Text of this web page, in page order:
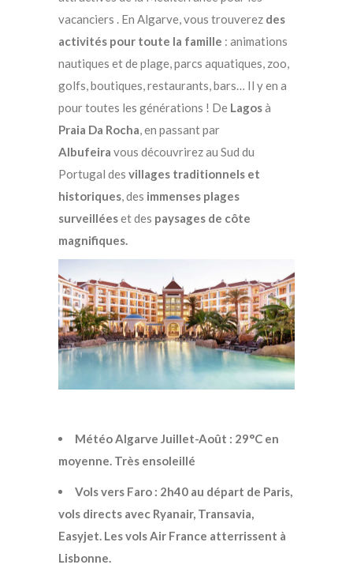
vacanciers . En Algarve, vous trouverez des
activités pour toute la famille : animations
nautiques et de plage, parcs aquatiques, zoo,
golfs, boutiques, restaurants, bars… Il y en a
pour toutes les générations ! De Lagosà
Praia Da Rocha, en passant par
Albufeira vous découvrirez au Sud du
Portugal des villages traditionnels et
historiques, des immenses plages
surveilléeset des paysages de côte
magnifiques.
Météo Algarve Juillet-Août : 29°C en
moyenne. Très ensoleillé
Vols vers Faro : 2h40 au départ de Paris,
vols directs avec Ryanair, Transavia,
Easyjet. Les vols Air France atterrissent à
Lisbonne.